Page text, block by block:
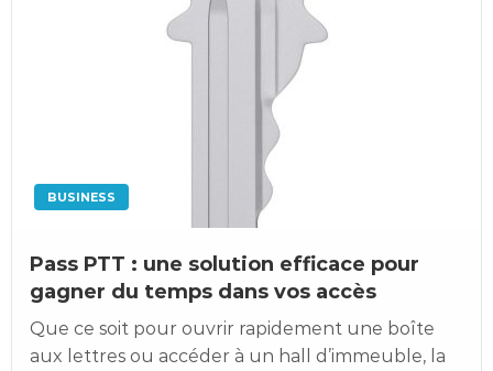
BUSINESS
Pass PTT : une solution efficace pour
gagner du temps dans vos accès
Que ce soit pour ouvrir rapidement une boîte
aux lettres ou accéder à un hall d’immeuble, la